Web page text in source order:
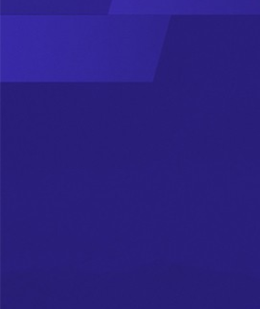
Real Estate
Investment